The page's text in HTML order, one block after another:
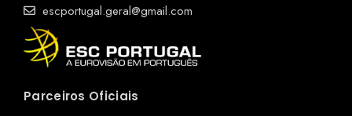
escportugal.geral@gmail.com
Parceiros Oficiais